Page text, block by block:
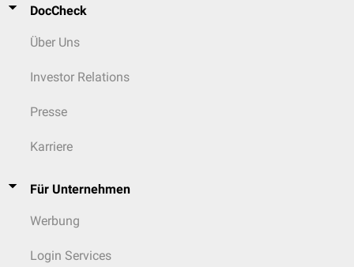
DocCheck
Über Uns
Investor Relations
Presse
Karriere
Für Unternehmen
Werbung
Login Services